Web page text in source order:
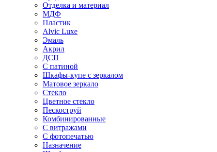
Отделка и материал
МДФ
Пластик
Alvic Luxe
Эмаль
Акрил
ДСП
С патиной
Шкафы-купе с зеркалом
Матовое зеркало
Стекло
Цветное стекло
Пескоструй
Комбинированные
С витражами
С фотопечатью
Назначение